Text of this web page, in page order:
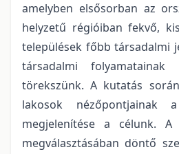
amelyben elsősorban az
helyzetű régióiban fekvő,
települések főbb társadalmi
társadalmi folyamatainak
törekszünk. A kutatás
lakosok nézőpontjainak
megjelenítése a célunk. A
megválasztásában döntő